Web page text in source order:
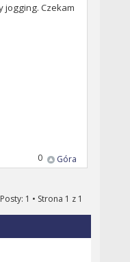
jogging. Czekam
Góra
0
Posty: 1 • Strona 1 z 1